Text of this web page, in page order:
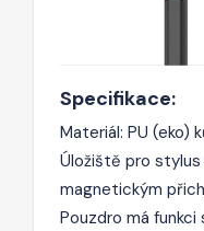
Specifikace:
Materiál: PU (eko)
Úložiště pro
magnetickým
Pouzdro má funkci